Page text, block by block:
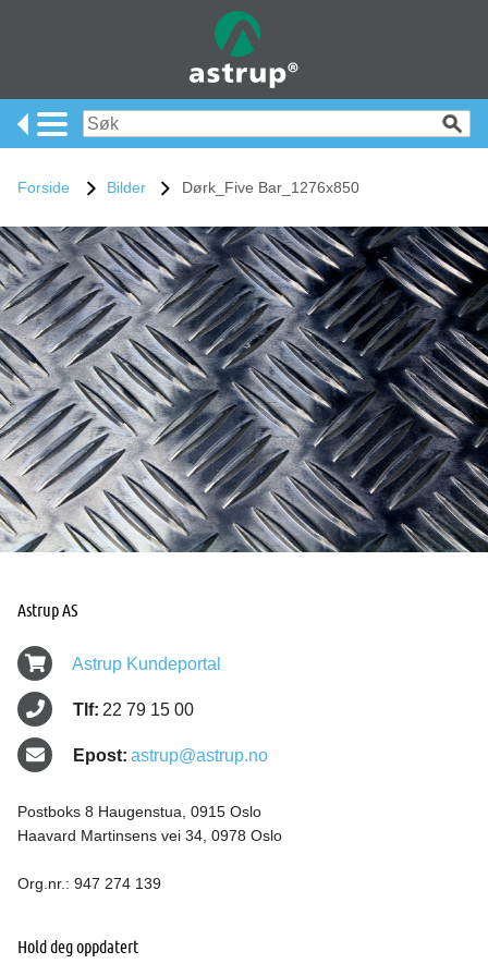
Forside Bilder Dørk_Five Bar_1276x850
Astrup AS
Astrup Kundeportal
Tlf: 22 79 15 00
Epost: astrup@astrup.no
Postboks 8 Haugenstua, 0915 Oslo
Haavard Martinsens vei 34, 0978 Oslo
Org.nr.: 947 274 139
Hold deg oppdatert